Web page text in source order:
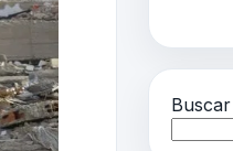
Buscar